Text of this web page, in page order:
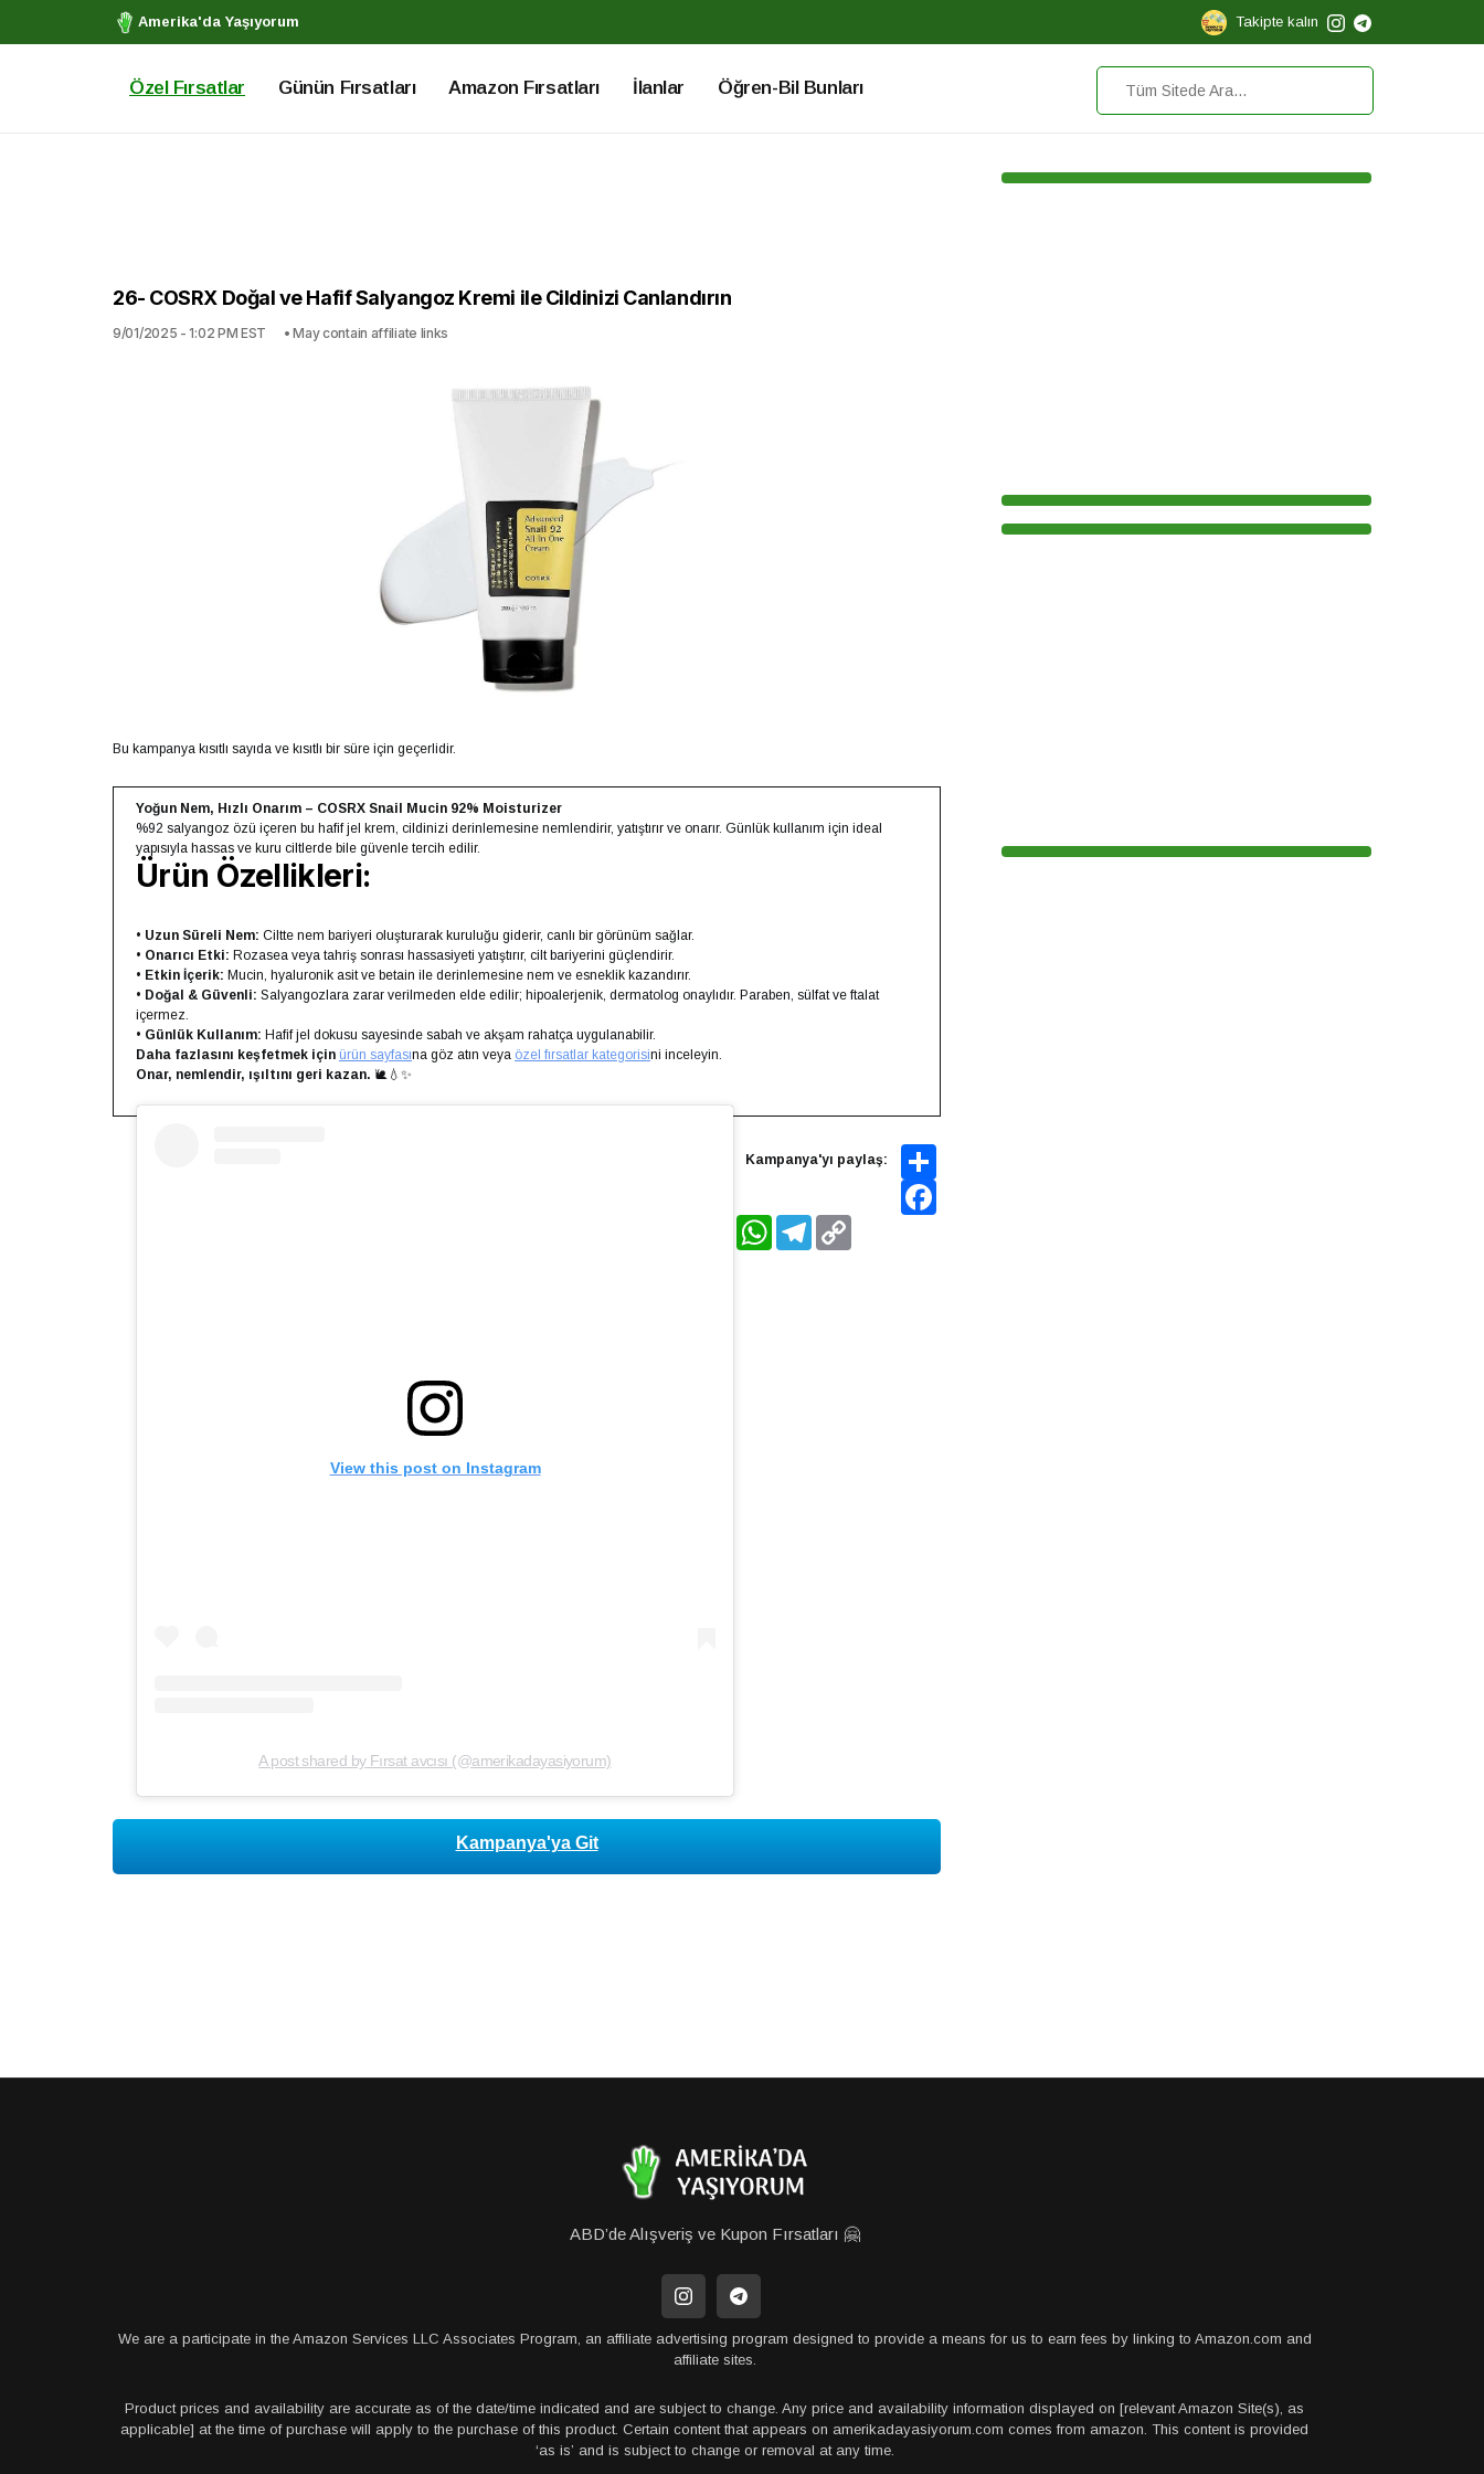
Amerika'da Yaşıyorum Takipte kalın
Özel Fırsatlar Günün Fırsatları Amazon Fırsatları İlanlar Öğren-Bil Bunları
26- COSRX Doğal ve Hafif Salyangoz Kremi ile Cildinizi Canlandırın
9/01/2025 - 1:02 PM EST • May contain affiliate links
Bu kampanya kısıtlı sayıda ve kısıtlı bir süre için geçerlidir.
Yoğun Nem, Hızlı Onarım – COSRX Snail Mucin 92% Moisturizer
%92 salyangoz özü içeren bu hafif jel krem, cildinizi derinlemesine nemlendirir, yatıştırır ve onarır. Günlük kullanım için ideal
yapısıyla hassas ve kuru ciltlerde bile güvenle tercih edilir.
Ürün Özellikleri:
• Uzun Süreli Nem: Ciltte nem bariyeri oluşturarak kuruluğu giderir, canlı bir görünüm sağlar.
• Onarıcı Etki: Rozasea veya tahriş sonrası hassasiyeti yatıştırır, cilt bariyerini güçlendirir.
• Etkin İçerik: Mucin, hyaluronik asit ve betain ile derinlemesine nem ve esneklik kazandırır.
• Doğal & Güvenli: Salyangozlara zarar verilmeden elde edilir; hipoalerjenik, dermatolog onaylıdır. Paraben, sülfat ve ftalat
içermez.
• Günlük Kullanım: Hafif jel dokusu sayesinde sabah ve akşam rahatça uygulanabilir.
Daha fazlasını keşfetmek için ürün sayfasına göz atın veya özel fırsatlar kategorisini inceleyin.
Onar, nemlendir, ışıltını geri kazan. 🐌💧✨
View this post on Instagram
A post shared by Fırsat avcısı (@amerikadayasiyorum)
Kampanya'yı paylaş:
WhatsAppTelegram
Kampanya'ya Git
ABD’de Alışveriş ve Kupon Fırsatları 🤗
We are a participate in the Amazon Services LLC Associates Program, an affiliate advertising program designed to provide a means for us to earn fees by linking to Amazon.com and
affiliate sites.
Product prices and availability are accurate as of the date/time indicated and are subject to change. Any price and availability information displayed on [relevant Amazon Site(s), as
applicable] at the time of purchase will apply to the purchase of this product. Certain content that appears on amerikadayasiyorum.com comes from amazon. This content is provided
‘as is’ and is subject to change or removal at any time.